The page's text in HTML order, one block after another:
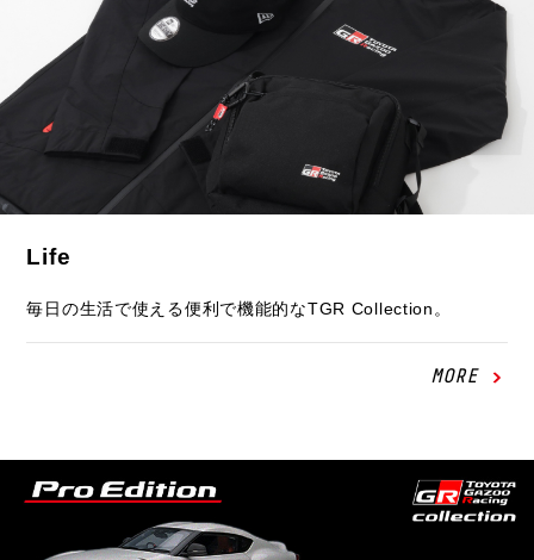
Life
毎日の生活で使える便利で機能的なTGR Collection。
MORE